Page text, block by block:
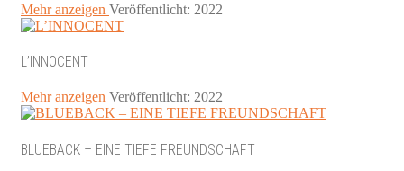
Mehr anzeigen Veröffentlicht: 2022
L’INNOCENT
Mehr anzeigen Veröffentlicht: 2022
BLUEBACK – EINE TIEFE FREUNDSCHAFT